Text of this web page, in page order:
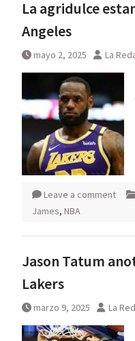
La agridulce
Angeles
mayo 2, 2025 La
Leave a comment
James, NBA
Jason Tatum
Lakers
marzo 9, 2025 La